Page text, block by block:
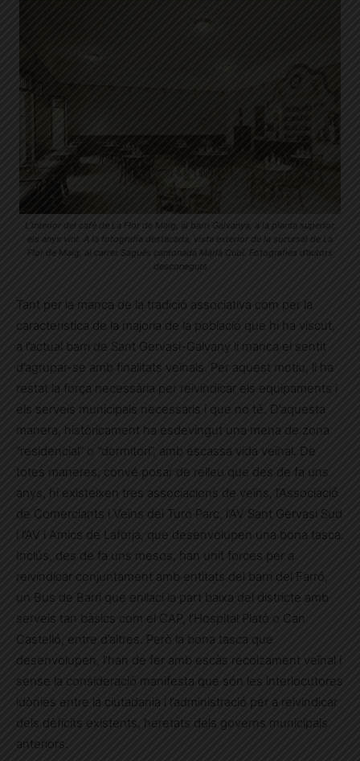
L’interior del cafè de La Flor de Maig, al barri Galvanya, a la planta superior,
els anys vint. A la fotografia destacada, vista exterior de la sucursal de La
Flor de Maig, al carrer Sagués cantonada Marià Cubí. Fotografies d’autors
desconeguts
Tant per la manca de la tradició associativa com per la
característica de la majoria de la població que hi ha viscut,
a l’actual barri de Sant Gervasi-Galvany li manca el sentit
d’agrupar-se amb finalitats veïnals. Per aquest motiu, li ha
restat la força necessària per reivindicar els equipaments i
els serveis municipals necessaris i que no té. D’aquesta
manera, històricament ha esdevingut una mena de zona
“residencial” o “dormitori”, amb escassa vida veïnal. De
totes maneres, convé posar de relleu que des de fa uns
anys, hi existeixen tres associacions de veïns, l’Associació
de Comerciants i Veïns del Turó Parc, l’AV Sant Gervasi Sud
i l’AV i Amics de Laforja, que desenvolupen una bona tasca.
Inclús, des de fa uns mesos, han unit forces per a
reivindicar conjuntament amb entitats del barri del Farró,
un Bus de Barri que enllaci la part baixa del districte amb
serveis tan bàsics com el CAP, l’Hospital Plató o Can
Castelló, entre d’altres. Però la bona tasca que
desenvolupen, l’han de fer amb escàs recolzament veïnal i
sense la consideració manifesta que són les interlocutores
idònies entre la ciutadania i l’administració per a reivindicar
dels dèficits existents, heretats dels governs municipals
anteriors.